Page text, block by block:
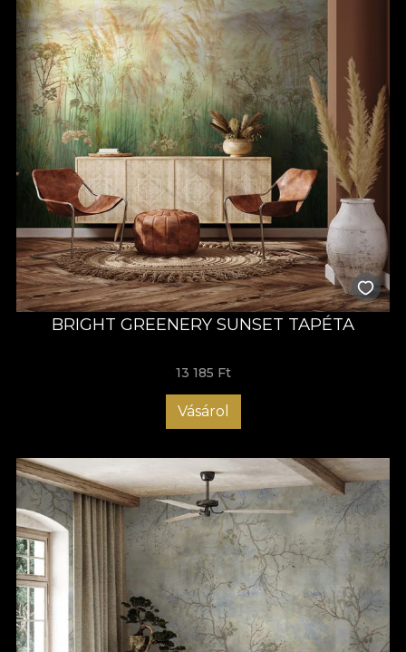
BRIGHT GREENERY SUNSET TAPÉTA
13 185 Ft
Vásárol